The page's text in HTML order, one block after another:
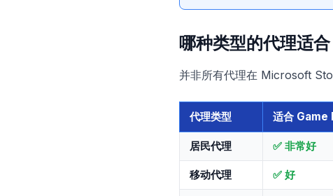
哪种类型的代理适
并非所有代理在 Microsoft
代理类型 适合 Game
居民代理 ✅ 非常好
移动代理 ✅ 好